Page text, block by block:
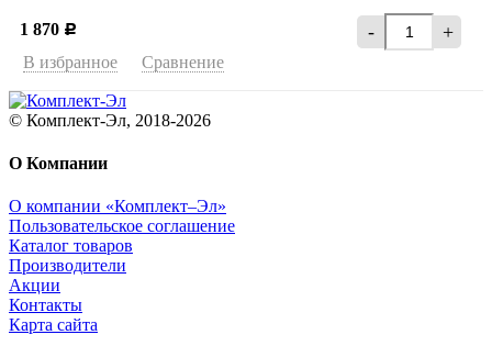
1 870 Р - +
В избранное Сравнение
© Комплект-Эл, 2018-2026
О Компании
О компании «Комплект–Эл»
Пользовательское соглашение
Каталог товаров
Производители
Акции
Контакты
Карта сайта